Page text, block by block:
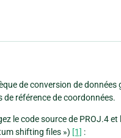
de conversion de données
référence de coordonnées.
le code source de PROJ.4 et
shifting files ») [1] :